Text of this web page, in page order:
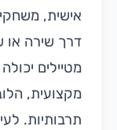
אישית, משחקי
דרך שירה או
מטיילים
מקצועית,
תרבותיות.